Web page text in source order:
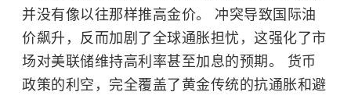
并没有像以往那样推高金价。 冲突导致国际油
价飙升，反而加剧了全球通胀担忧，这强化了市
场对美联储维持高利率甚至加息的预期。 货币
政策的利空，完全覆盖了黄金传统的抗通胀和避